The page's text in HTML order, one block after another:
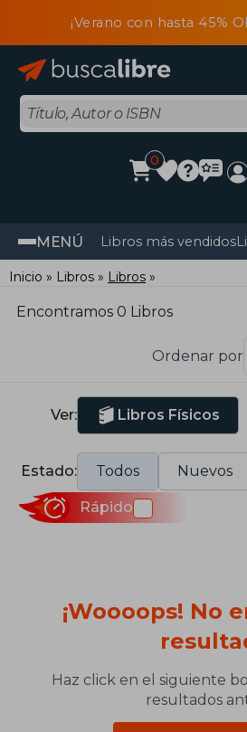
¡Verano con hasta 45%
0
MENÚ Libros más vendidos
Inicio Libros Libros
Encontramos 0 Libros
Ordenar por
Ver: Libros Físicos
Estado: Todos Nuevos
Rápido
¡Woooops! No
Haz click en el siguiente
resultados